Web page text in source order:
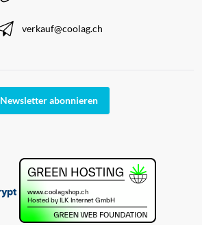
verkauf@coolag.ch
Newsletter abonnieren